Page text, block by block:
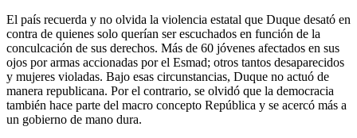
El país recuerda y no olvida la violencia estatal que Duque desató en
contra de quienes solo querían ser escuchados en función de la
conculcación de sus derechos. Más de 60 jóvenes afectados en sus
ojos por armas accionadas por el Esmad; otros tantos desaparecidos
y mujeres violadas. Bajo esas circunstancias, Duque no actuó de
manera republicana. Por el contrario, se olvidó que la democracia
también hace parte del macro concepto República y se acercó más a
un gobierno de mano dura.